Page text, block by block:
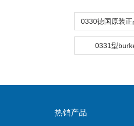
0331型
热销产品